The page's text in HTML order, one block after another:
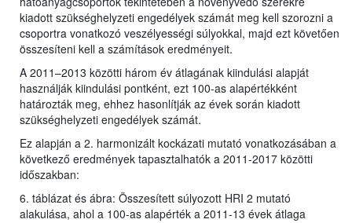
kiadott szükséghelyzeti engedélyek számát meg kell szorozni a
csoportra vonatkozó veszélyességi súlyokkal, majd ezt követően
összesíteni kell a számítások eredményeit.
A 2011–2013 közötti három év átlagának kiindulási alapját
használják kiindulási pontként, ezt 100-as alapértékként
határozták meg, ehhez hasonlítják az évek során kiadott
szükséghelyzeti engedélyek számát.
Ez alapján a 2. harmonizált kockázati mutató vonatkozásában a
következő eredmények tapasztalhatók a 2011-2017 közötti
időszakban:
6. táblázat és ábra: Összesített súlyozott HRI 2 mutató
alakulása, ahol a 100-as alapérték a 2011-13 évek átlaga